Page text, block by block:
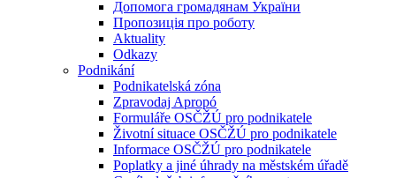
Допомога громадянам України
Пропозиція про роботу
Aktuality
Odkazy
Podnikání
Podnikatelská zóna
Zpravodaj Apropó
Formuláře OSČŽÚ pro podnikatele
Životní situace OSČŽÚ pro podnikatele
Informace OSČŽÚ pro podnikatele
Poplatky a jiné úhrady na městském úřadě